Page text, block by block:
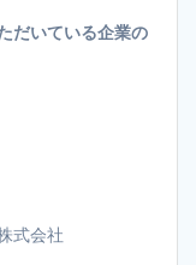
だいている企業の
式会社